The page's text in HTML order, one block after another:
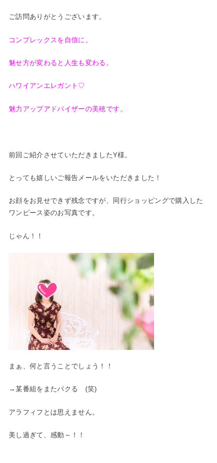
ご訪問ありがとうございます。
コンプレックスを自信に。
魅せ方が変わると人生も変わる。
ハワイアンエレガント♡
魅力アップアドバイザーの美穂です。
前回ご紹介させていただきましたY様。
とっても嬉しいご報告メールをいただきました！
お顔をお見せできず残念ですが、同行ショッピングで購入した
ワンピース姿のお写真です。
じゃん！！
まぁ、何と言うことでしょう！！
→某番組をまたパクる (笑)
アラフィフとは思えません。
美し過ぎて、感動～！！